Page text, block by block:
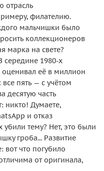
отрасль
филателию.
мальчишки было
коллекционеров
марка на свете?
середине 1980-х
её в миллион
пять — с учётом
десятую часть
никто! Думаете,
и отказ
тему? Нет, это были
гроба... Развитие
вот что погубило
от оригинала,